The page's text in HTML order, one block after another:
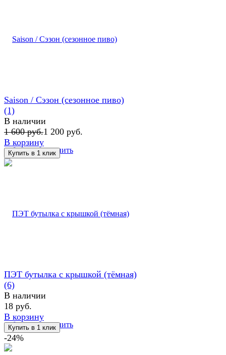
избранное сравнить
Saison / Сэзон (сезонное пиво)
(1)
В наличии
1 600 руб.1 200 руб.
В корзину
избранное сравнить
ПЭТ бутылка с крышкой (тёмная)
(6)
В наличии
18 руб.
В корзину
-24%